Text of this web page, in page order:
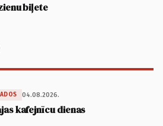
biļete
04.08.2026.
kafejnīcu dienas